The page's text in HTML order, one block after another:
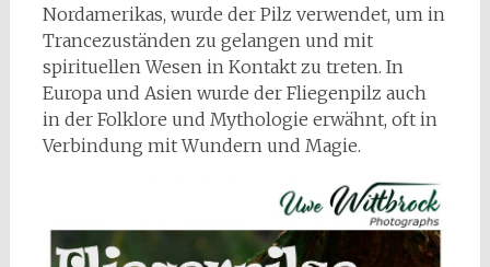
Nordamerikas, wurde der Pilz verwendet, um in
Trancezuständen zu gelangen und mit
spirituellen Wesen in Kontakt zu treten. In
Europa und Asien wurde der Fliegenpilz auch
in der Folklore und Mythologie erwähnt, oft in
Verbindung mit Wundern und Magie.